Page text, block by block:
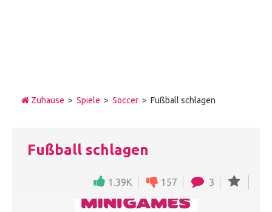
Zuhause > Spiele > Soccer > Fußball schlagen
Fußball schlagen
1.39K 157 3